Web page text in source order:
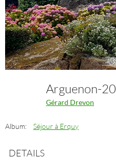
Gérard Drevon
Album: Séjour à Erquy
DETAILS